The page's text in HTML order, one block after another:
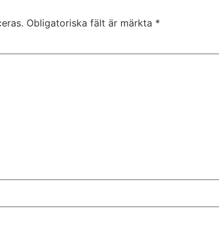
Obligatoriska fält är märkta *